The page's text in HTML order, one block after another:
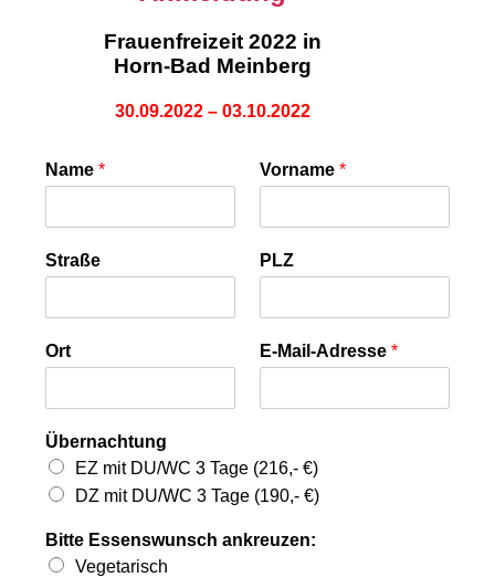
Frauenfreizeit 2022 in
Horn-Bad Meinberg
30.09.2022 – 03.10.2022
Name * Vorname *
Straße PLZ
Ort E-Mail-Adresse *
Übernachtung
EZ mit DU/WC 3 Tage (216,- €)
DZ mit DU/WC 3 Tage (190,- €)
Bitte Essenswunsch ankreuzen:
Vegetarisch